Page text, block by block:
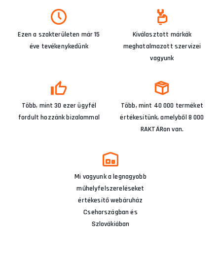
Ezen a szakterületen már 15
éve tevékenykedünk
Kiválasztott márkák
meghatalmazott szervizei
vagyunk
Több, mint 30 ezer ügyfél
fordult hozzánk bizalommal
Több, mint 40 000 terméket
értékesítünk, amelyből 8 000
RAKTÁRon van.
Mi vagyunk a legnagyobb
műhelyfelszereléseket
értékesítő webáruház
Csehországban és
Szlovákiában